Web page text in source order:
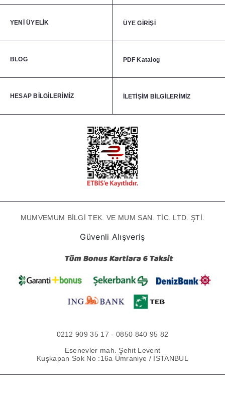
YENİ ÜYELİK ÜYE GİRİŞİ
BLOG PDF Katalog
HESAP BİLGİLERİMİZ İLETİŞİM BİLGİLERİMİZ
MUMVEMUM BİLGİ TEK. VE MUM SAN. TİC. LTD. ŞTİ.
Güvenli Alışveriş
0212 909 35 17 - 0850 840 95 82
Esenevler mah. Şehit Levent
Kuşkapan Sok No :16a Ümraniye / İSTANBUL